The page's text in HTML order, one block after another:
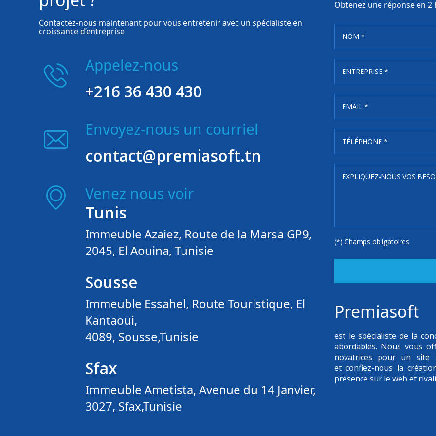
Contactez-nous maintenant pour vous entretenir avec un spécialiste en
croissance d’entreprise
Appelez-nous
+216 36 430 430
Envoyez-nous un courriel
contact@premiasoft.tn
Venez nous voir
Tunis
Immeuble Azaiez, Route de la Marsa GP9,
2045, El Aouina, Tunisie
Sousse
Immeuble Essahel, Route Touristique, El
Kantaoui,
4089, Sousse,Tunisie
Sfax
Immeuble Ametista, Avenue du 14 Janvier,
3027, Sfax,Tunisie
Obtenez une réponse en 2
(*) Champs obligatoires
Premiasoft
est le spécialiste de la
abordables. Nous vous
novatrices pour un site
et confiez-nous la
présence sur le web et